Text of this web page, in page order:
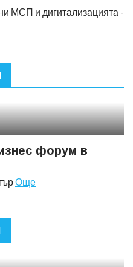
МСП и дигитализацията -
форум в
Още